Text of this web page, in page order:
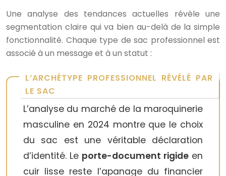
Une analyse des tendances actuelles révèle une
segmentation claire qui va bien au-delà de la simple
fonctionnalité. Chaque type de sac professionnel est
associé à un message et à un statut :
L’ARCHÉTYPE PROFESSIONNEL RÉVÉLÉ PAR
LE SAC
L’analyse du marché de la maroquinerie
masculine en 2024 montre que le choix
du sac est une véritable déclaration
d’identité. Le porte-document rigide en
cuir lisse reste l’apanage du financier